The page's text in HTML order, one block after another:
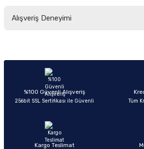
yetersiz gördüğünüz noktaları öneri formunu
Ürün açıklamasında eksik bilgiler bulunuyor.
Ürün bilgilerinde hatalar bulunuyor.
Ürün fiyatı diğer sitelerden daha pahalı.
Alışveriş Deneyimi
Sitemize ilk yorumu siz
%100 Güvenli Alışveriş
256bit SSL Sertifikası ile Güvenli Tüm
Kargo Teslimat